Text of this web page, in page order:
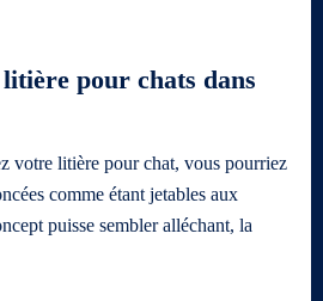
pour chats dans
votre litière pour chat, vous pourriez
comme étant jetables aux
puisse sembler alléchant, la